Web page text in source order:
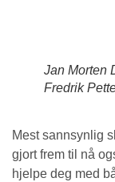
Jan Morten
Fredrik
Mest sannsynlig
gjort frem til nå
hjelpe deg med